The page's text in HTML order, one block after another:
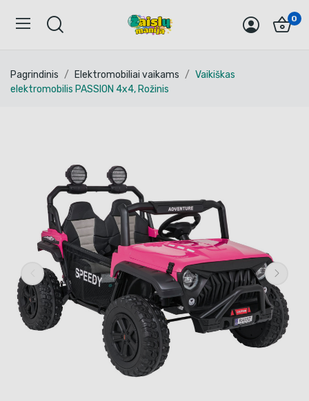
0
Pagrindinis Elektromobiliai vaikams
Vaikiškas
elektromobilis PASSION 4x4, Rožinis